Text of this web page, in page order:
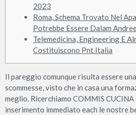
2023
Roma, Schema Trovato Nel
Potrebbe Essere Dalam
Telemedicina, Engineering E
Costituiscono Pnt Italia
Il pareggio comunque risulta essere
scommesse, visto che in casa una
meglio. Ricerchiamo COMMIS
inserimento immediato each le nostre